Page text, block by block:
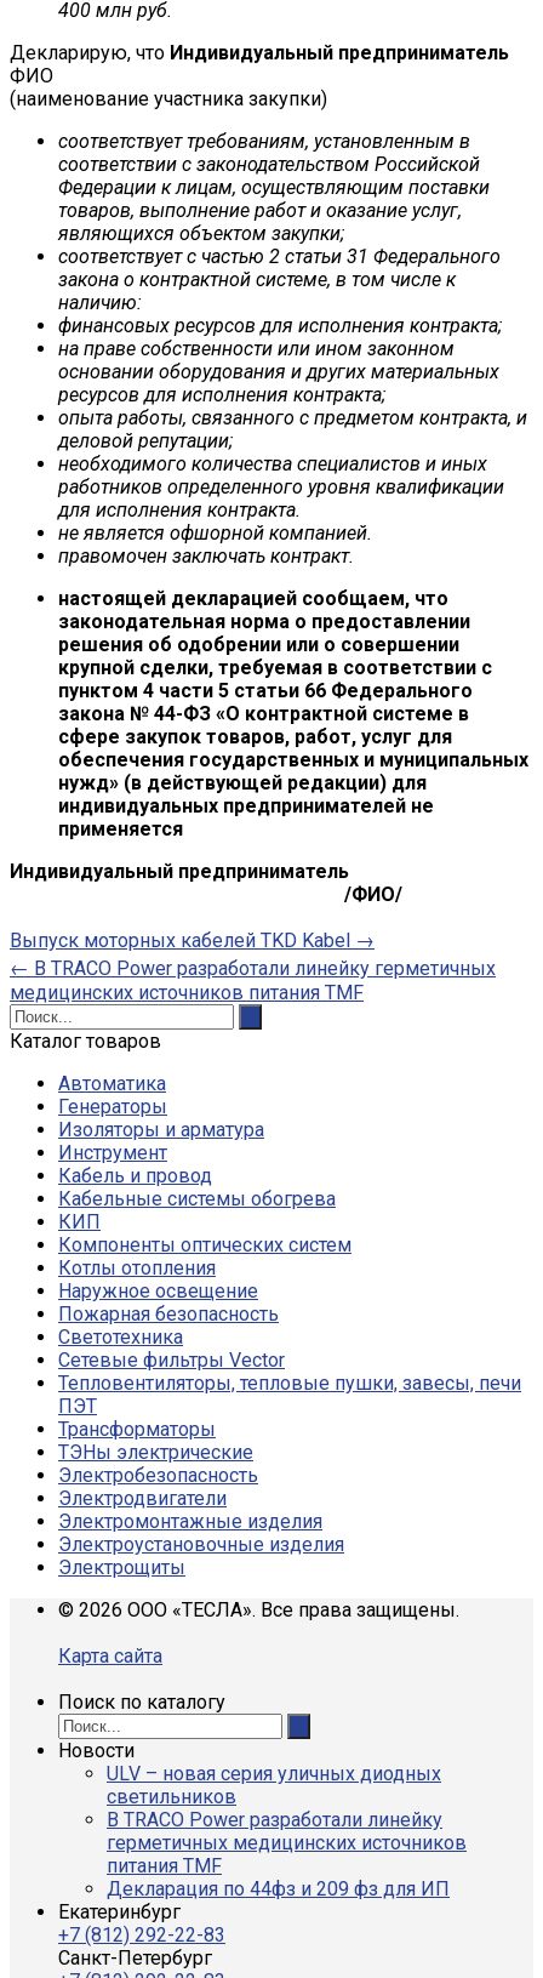
400 млн руб.
Декларирую, что Индивидуальный предприниматель
ФИО
(наименование участника закупки)
соответствует требованиям, установленным в
соответствии с законодательством Российской
Федерации к лицам, осуществляющим поставки
товаров, выполнение работ и оказание услуг,
являющихся объектом закупки;
соответствует с частью 2 статьи 31 Федерального
закона о контрактной системе, в том числе к
наличию:
финансовых ресурсов для исполнения контракта;
на праве собственности или ином законном
основании оборудования и других материальных
ресурсов для исполнения контракта;
опыта работы, связанного с предметом контракта, и
деловой репутации;
необходимого количества специалистов и иных
работников определенного уровня квалификации
для исполнения контракта.
не является офшорной компанией.
правомочен заключать контракт.
настоящей декларацией сообщаем, что
законодательная норма о предоставлении
решения об одобрении или о совершении
крупной сделки, требуемая в соответствии с
пунктом 4 части 5 статьи 66 Федерального
закона № 44-ФЗ «О контрактной системе в
сфере закупок товаров, работ, услуг для
обеспечения государственных и муниципальных
нужд» (в действующей редакции) для
индивидуальных предпринимателей не
применяется
Индивидуальный предприниматель
/ФИО/
Выпуск моторных кабелей TKD Kabel →
← В TRACO Power разработали линейку герметичных
медицинских источников питания TMF
Каталог товаров
Автоматика
Генераторы
Изоляторы и арматура
Инструмент
Кабель и провод
Кабельные системы обогрева
КИП
Компоненты оптических систем
Котлы отопления
Наружное освещение
Пожарная безопасность
Светотехника
Сетевые фильтры Vector
Тепловентиляторы, тепловые пушки, завесы, печи
ПЭТ
Трансформаторы
ТЭНы электрические
Электробезопасность
Электродвигатели
Электромонтажные изделия
Электроустановочные изделия
Электрощиты
© 2026 ООО «ТЕСЛА». Все права защищены.
Карта сайта
Поиск по каталогу
Новости
ULV – новая серия уличных диодных
светильников
В TRACO Power разработали линейку
герметичных медицинских источников
питания TMF
Декларация по 44фз и 209 фз для ИП
Екатеринбург
+7 (812) 292-22-83
Санкт-Петербург